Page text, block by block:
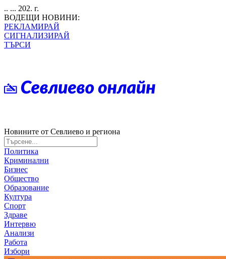
.. ... 202. г.
ВОДЕЩИ НОВИНИ:
РЕКЛАМИРАЙ
СИГНАЛИЗИРАЙ
ТЪРСИ
Новините от Севлиево и региона
Политика
Криминални
Бизнес
Общество
Образование
Култура
Спорт
Здраве
Интервю
Анализи
Работа
Избори